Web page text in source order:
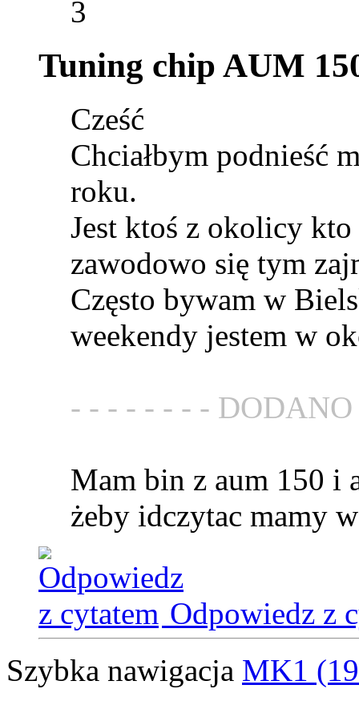
3
Tuning chip AUM
Cześć
Chciałbym podnieść
roku.
Jest ktoś z okolicy
zawodowo się tym
Często bywam w
weekendy jestem w
- - - - - - - -
Mam bin z aum 150 i
żeby idczytac mamy
Odpowiedz z
Szybka nawigacja MK1